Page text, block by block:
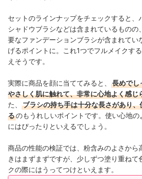
セットのラインナップをチェックすると、
シャドウブラシなどは含まれているものの
要なファンデーションブラシが含まれてい
げるポイントに。これ1つでフルメイクす
えそうです。
実際に商品を顔に当ててみると、
長めでし
やさしく肌に触れて、非常に心地よく感じ
た、
ブラシの持ち手は十分な長さがあり
るのもうれしいポイントです。使い心地の
にはぴったりといえるでしょう。
商品の性能の検証では、粉含みのよさから
きはまずまずですが、少しずつ塗り重ねて
クの際にはうってつけといえます。